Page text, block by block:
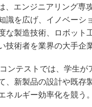
、エンジニアリング専
識を広げ、イノベーシ
な製造技術、ロボット
技術者を業界の大手企
ンテストでは、学生が
、新製品の設計や既存
ネルギー効率化を競う。